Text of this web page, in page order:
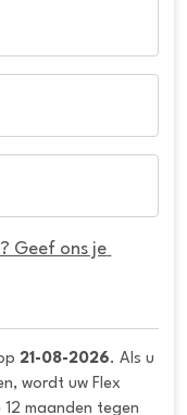
Geef ons je
21-08-2026. Als u
wordt uw Flex
maanden tegen